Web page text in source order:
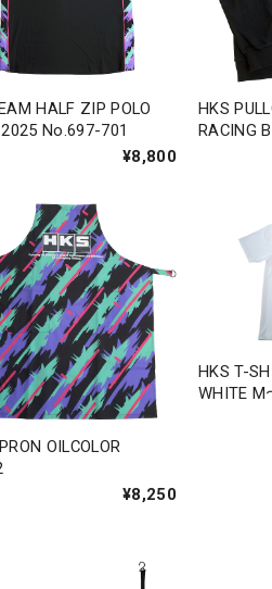
HALF ZIP POLO
No.697-701
¥8,800
HKS
RACING
OILCOLOR
¥8,250
HKS T-
WHITE M